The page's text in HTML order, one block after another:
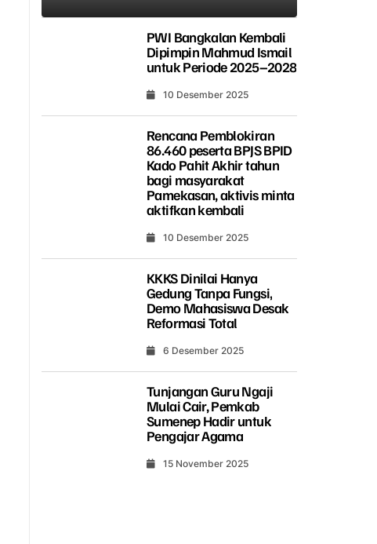
PWI Bangkalan Kembali
Dipimpin Mahmud Ismail
untuk Periode 2025–2028
10 Desember 2025
Rencana Pemblokiran
86.460 peserta BPJS BPID
Kado Pahit Akhir tahun
bagi masyarakat
Pamekasan, aktivis minta
aktifkan kembali
10 Desember 2025
KKKS Dinilai Hanya
Gedung Tanpa Fungsi,
Demo Mahasiswa Desak
Reformasi Total
6 Desember 2025
Tunjangan Guru Ngaji
Mulai Cair, Pemkab
Sumenep Hadir untuk
Pengajar Agama
15 November 2025